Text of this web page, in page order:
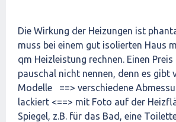
Die Wirkung der Heizungen ist
muss bei einem gut isolierten Haus
qm Heizleistung rechnen. Einen
pauschal nicht nennen, denn es gibt
Modelle ==> verschiedene
lackiert <==> mit Foto auf der
Spiegel, z.B. für das Bad, eine